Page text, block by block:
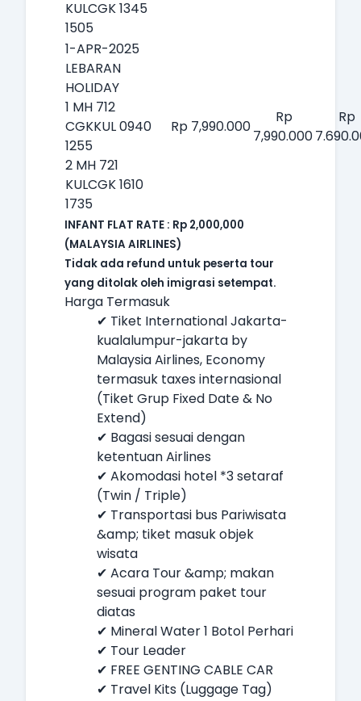
KULCGK 1345
1505
1-APR-2025
LEBARAN
HOLIDAY
1 MH 712
CGKKUL 0940
1255
2 MH 721
KULCGK 1610
1735
Rp 7,990.000
Rp
7,990.000
Rp
INFANT FLAT RATE : Rp 2,000,000
(MALAYSIA AIRLINES)
Tidak ada refund untuk peserta tour
yang ditolak oleh imigrasi setempat.
Harga Termasuk
✔ Tiket International Jakarta-
kualalumpur-jakarta by
Malaysia Airlines, Economy
termasuk taxes internasional
(Tiket Grup Fixed Date & No
Extend)
✔ Bagasi sesuai dengan
ketentuan Airlines
✔ Akomodasi hotel *3 setaraf
(Twin / Triple)
✔ Transportasi bus Pariwisata
&amp; tiket masuk objek
wisata
✔ Acara Tour &amp; makan
sesuai program paket tour
diatas
✔ Mineral Water 1 Botol Perhari
✔ Tour Leader
✔ FREE GENTING CABLE CAR
✔ Travel Kits (Luggage Tag)